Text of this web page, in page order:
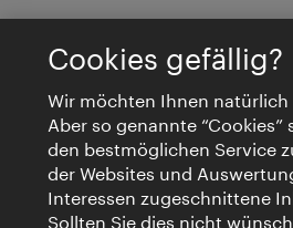
Cookies gefällig?
Wir möchten Ihnen
Aber so genannte
den bestmöglichen Service
der Websites und
Interessen zugeschnittene
Sollten Sie dies nicht